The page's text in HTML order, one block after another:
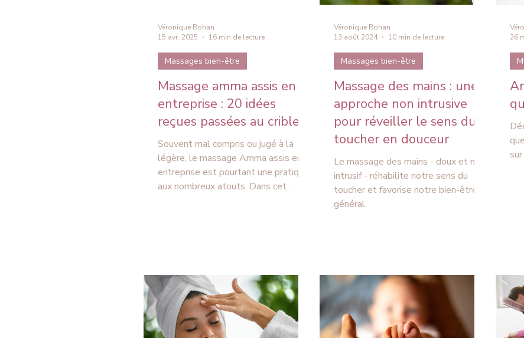
Massage amma assis en
entreprise : 20 idées
reçues passées au crible
Souvent mal compris ou jugé à la
légère, le massage Amma assis en
entreprise est pourtant une pratique
aux nombreux atouts. Dans cet
vrai du faux.
Massages bien-être
Véronique Rohan
15 avr. 2025
16 min de lecture
Massage des mains : une
approche non intrusive
pour réveiller le sens du
toucher en douceur
Le massage des mains - doux et non
intrusif - réhabilite notre sens du
toucher et favorise notre bien-être
général.
Massages bien-être
Véronique Rohan
13 août 2024
10 min de lecture
26